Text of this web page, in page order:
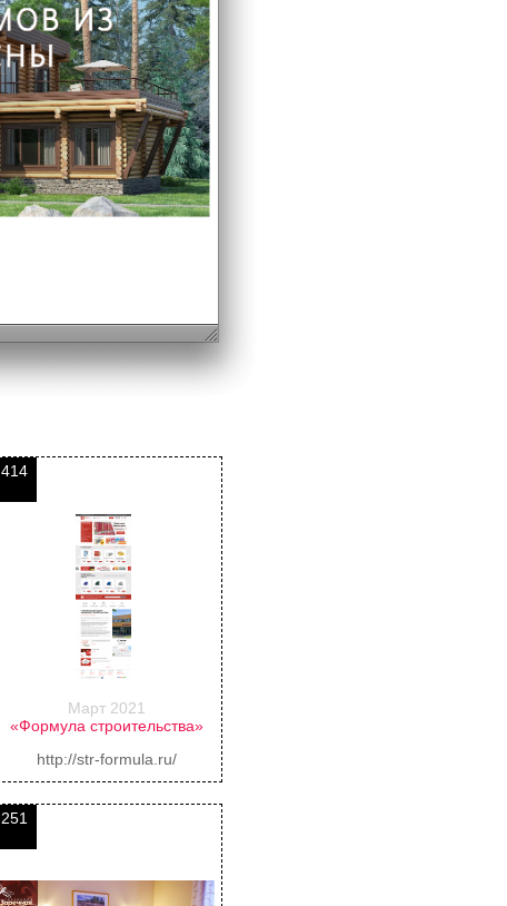
414
Март 2021
«Формула строительства»
http://str-formula.ru/
251